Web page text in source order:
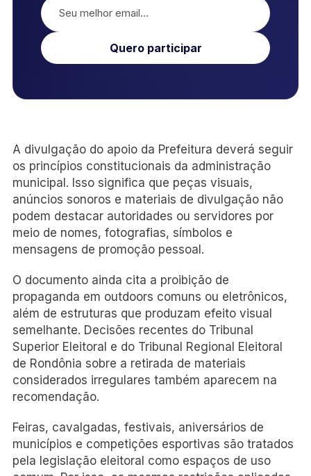
Quero participar
A divulgação do apoio da Prefeitura deverá seguir
os princípios constitucionais da administração
municipal. Isso significa que peças visuais,
anúncios sonoros e materiais de divulgação não
podem destacar autoridades ou servidores por
meio de nomes, fotografias, símbolos e
mensagens de promoção pessoal.
O documento ainda cita a proibição de
propaganda em outdoors comuns ou eletrônicos,
além de estruturas que produzam efeito visual
semelhante. Decisões recentes do Tribunal
Superior Eleitoral e do Tribunal Regional Eleitoral
de Rondônia sobre a retirada de materiais
considerados irregulares também aparecem na
recomendação.
Feiras, cavalgadas, festivais, aniversários de
municípios e competições esportivas são tratados
pela legislação eleitoral como espaços de uso